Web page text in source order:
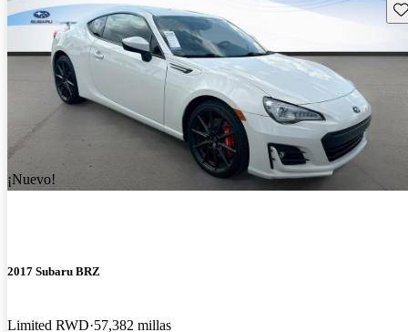
¡Nuevo!
2017 Subaru BRZ
Limited RWD 57,382 millas